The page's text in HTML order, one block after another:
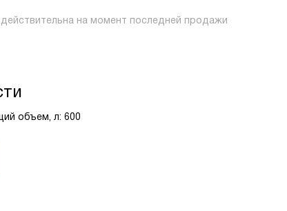
действительна на момент последней продажи
объем, л: 600